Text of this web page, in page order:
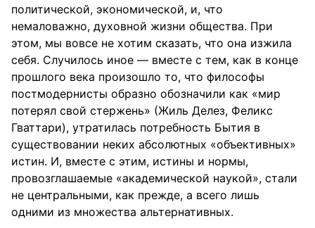
политической, экономической, и, что
немаловажно, духовной жизни общества. При
этом, мы вовсе не хотим сказать, что она изжила
себя. Случилось иное — вместе с тем, как в конце
прошлого века произошло то, что философы
постмодернисты образно обозначили как «мир
потерял свой стержень» (Жиль Делез, Феликс
Гваттари), утратилась потребность Бытия в
существовании неких абсолютных «объективных»
истин. И, вместе с этим, истины и нормы,
провозглашаемые «академической наукой», стали
не центральными, как прежде, а всего лишь
одними из множества альтернативных.